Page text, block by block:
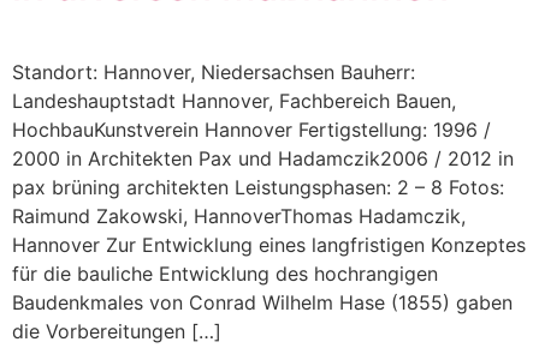
Standort: Hannover, Niedersachsen Bauherr:
Landeshauptstadt Hannover, Fachbereich Bauen,
HochbauKunstverein Hannover Fertigstellung: 1996 /
2000 in Architekten Pax und Hadamczik2006 / 2012 in
pax brüning architekten Leistungsphasen: 2 – 8 Fotos:
Raimund Zakowski, HannoverThomas Hadamczik,
Hannover Zur Entwicklung eines langfristigen Konzeptes
für die bauliche Entwicklung des hochrangigen
Baudenkmales von Conrad Wilhelm Hase (1855) gaben
die Vorbereitungen […]